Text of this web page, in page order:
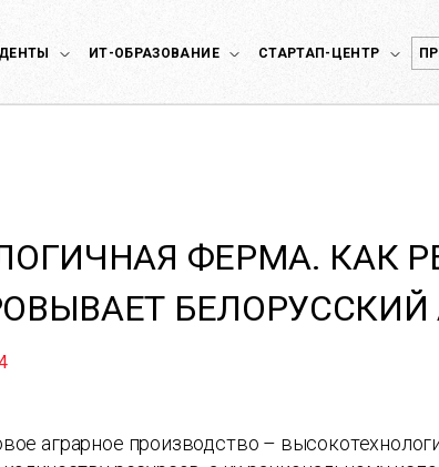
ИТ-ОБРАЗОВАНИЕ СТАРТАП-ЦЕНТР
ФЕРМА. КАК
БЕЛОРУССКИЙ
аграрное производство –